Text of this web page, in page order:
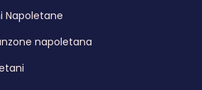
Napoletane
napoletana